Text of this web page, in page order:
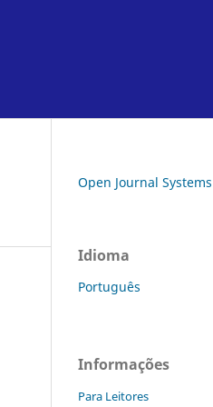
Open Journal Systems
Idioma
Português
Informações
Para Leitores